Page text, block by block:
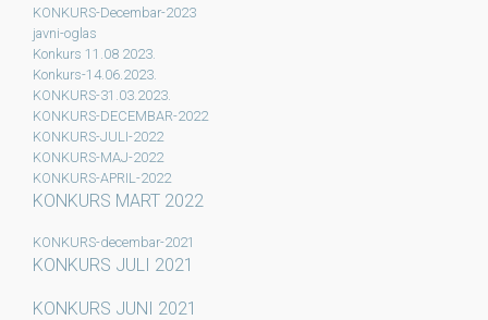
KONKURS-Decembar-2023
javni-oglas
Konkurs 11.08 2023.
Konkurs-14.06.2023.
KONKURS-31.03.2023.
KONKURS-DECEMBAR-2022
KONKURS-JULI-2022
KONKURS-MAJ-2022
KONKURS-APRIL-2022
KONKURS MART 2022
KONKURS-decembar-2021
KONKURS JULI 2021
KONKURS JUNI 2021